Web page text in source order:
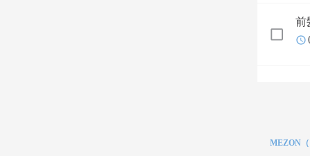
前
MEZON